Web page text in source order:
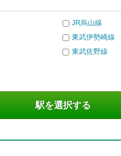
JR烏山線
東武伊勢崎線
東武佐野線